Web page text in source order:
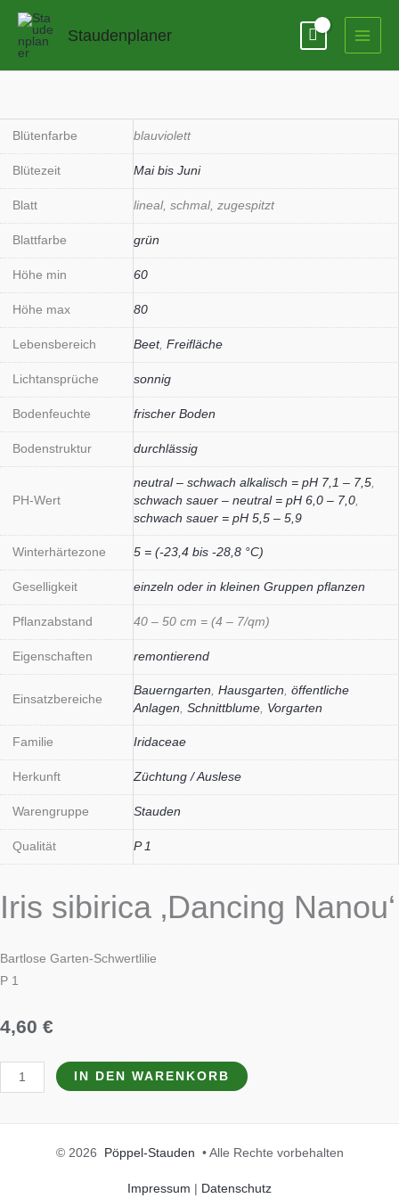
Zum
springen
Staudenplaner
Blütenfarbe blauviolett
Blütezeit Mai bis Juni
Blatt lineal, schmal, zugespitzt
Blattfarbe grün
Höhe min 60
Höhe max 80
Lebensbereich Beet, Freifläche
Lichtansprüche sonnig
Bodenfeuchte frischer Boden
Bodenstruktur durchlässig
PH-Wert
neutral – schwach alkalisch = pH 7,1 – 7,5
schwach sauer – neutral = pH 6,0 – 7,0
schwach sauer = pH 5,5 – 5,9
Winterhärtezone 5 = (-23,4 bis -28,8 °C)
Geselligkeit einzeln oder in kleinen Gruppen pflanzen
Pflanzabstand 40 – 50 cm = (4 – 7/qm)
Eigenschaften remontierend
Einsatzbereiche
Bauerngarten Hausgarten öffentliche
Anlagen Schnittblume Vorgarten
Familie Iridaceae
Herkunft Züchtung / Auslese
Warengruppe Stauden
Qualität P 1
Iris sibirica ‚Dancing Nanou‘
Bartlose Garten-Schwertlilie
P 1
4,60 €
Menge
IN DEN WARENKORB
© 2026 Pöppel-Stauden • Alle Rechte vorbehalten
Impressum | Datenschutz